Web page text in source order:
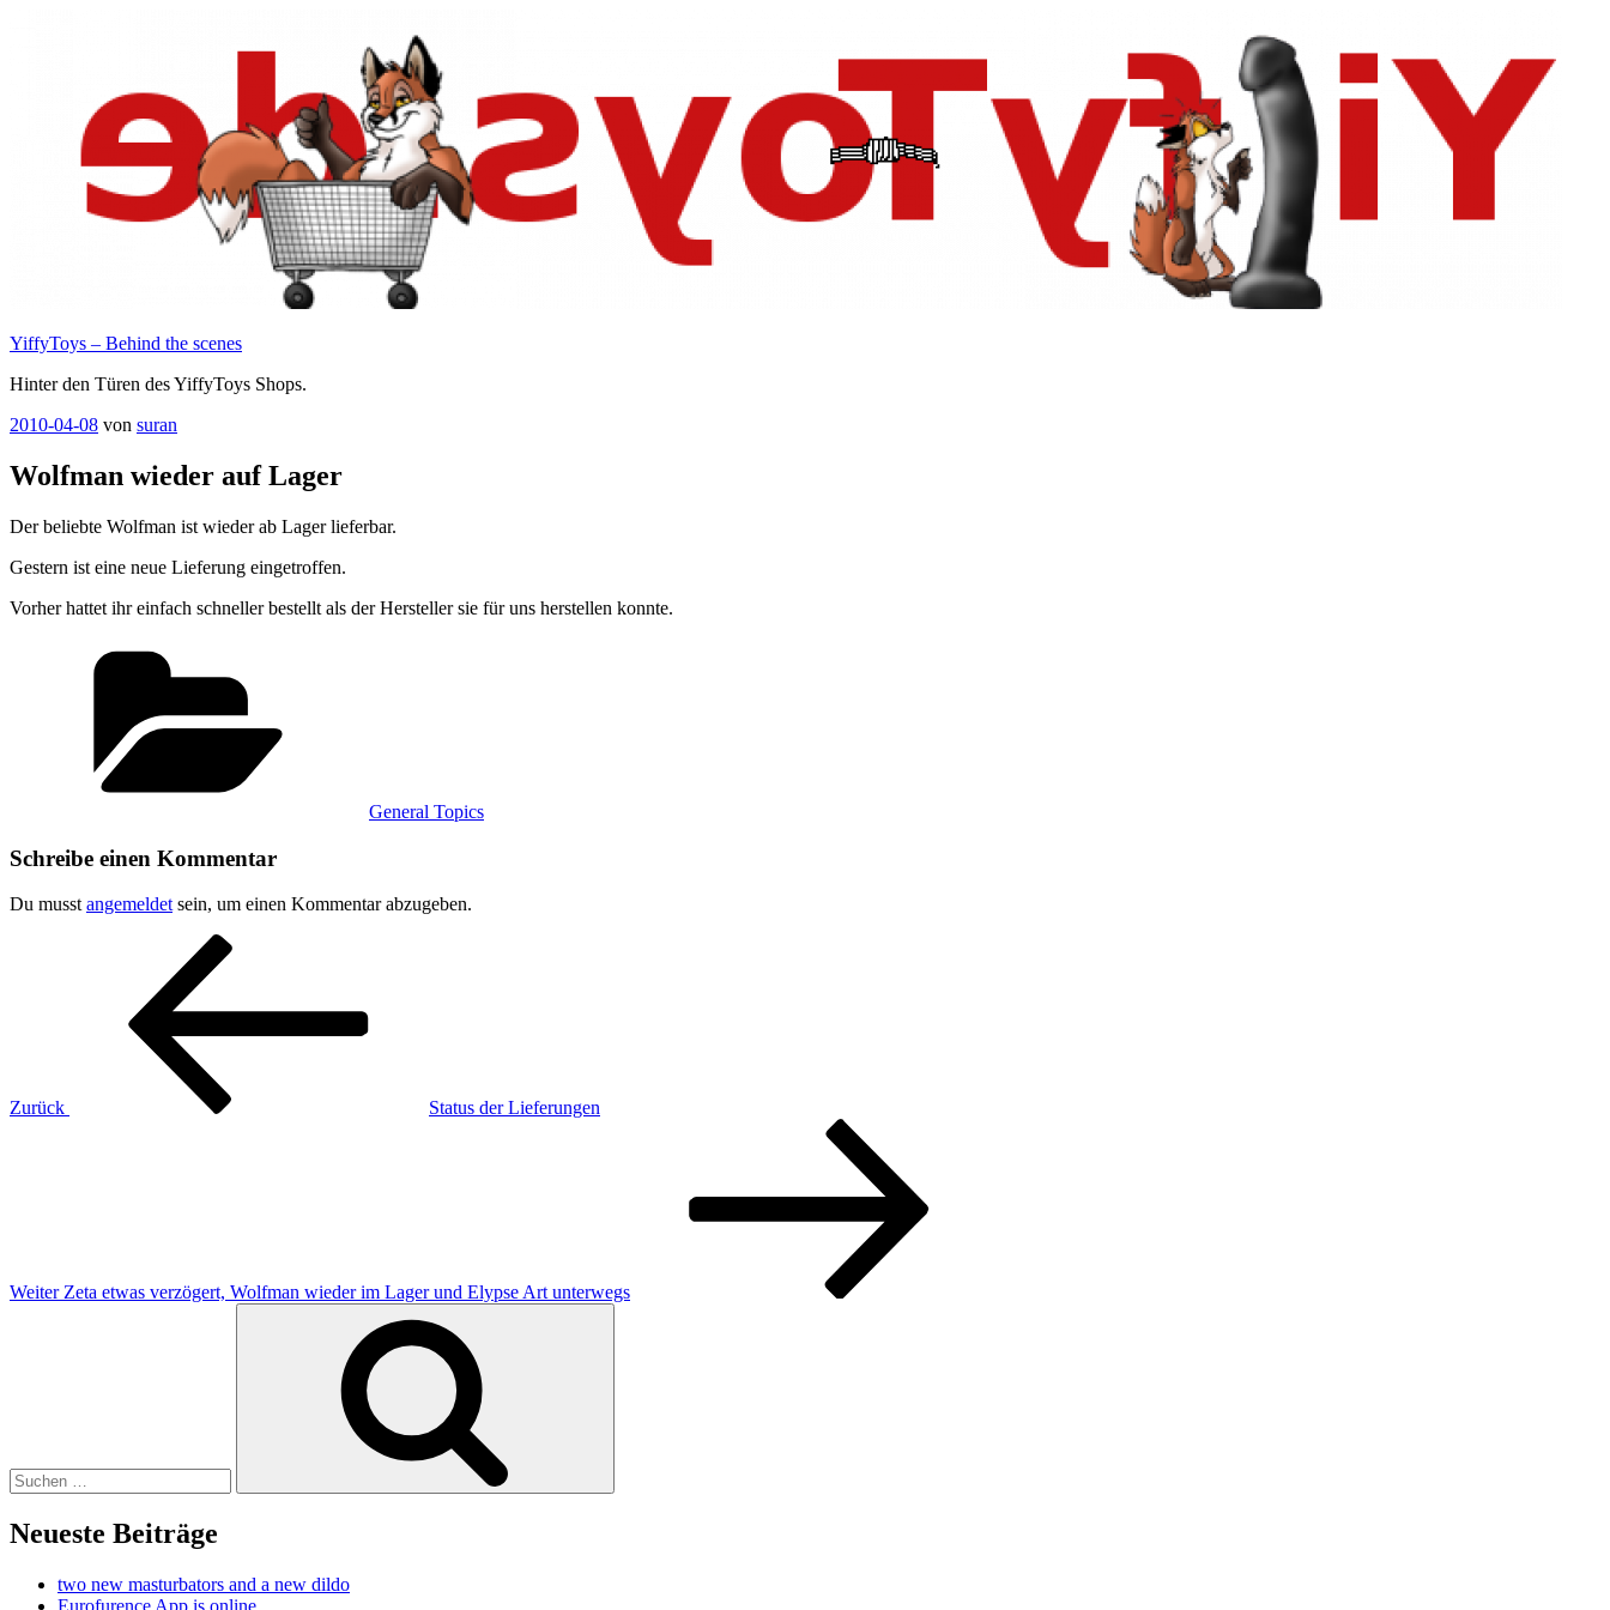
YiffyToys – Behind the scenes
Hinter den Türen des YiffyToys Shops.
Veröffentlicht
2010-04-08 von suran
Wolfman wieder auf Lager
Der beliebte Wolfman ist wieder ab Lager lieferbar.
Gestern ist eine neue Lieferung eingetroffen.
Vorher hattet ihr einfach schneller bestellt als der Hersteller sie für uns herstellen konnte.
General Topics
Schreibe einen Kommentar
Du musst angemeldet sein, um einen Kommentar abzugeben.
Beitragsnavigation
Zurück
Status der Lieferungen
Weiter Zeta etwas verzögert, Wolfman wieder im Lager und Elypse Art unterwegs
Neueste Beiträge
two new masturbators and a new dildo
Eurofurence App is online